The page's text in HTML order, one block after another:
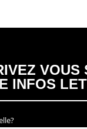
VOUS
INFOS